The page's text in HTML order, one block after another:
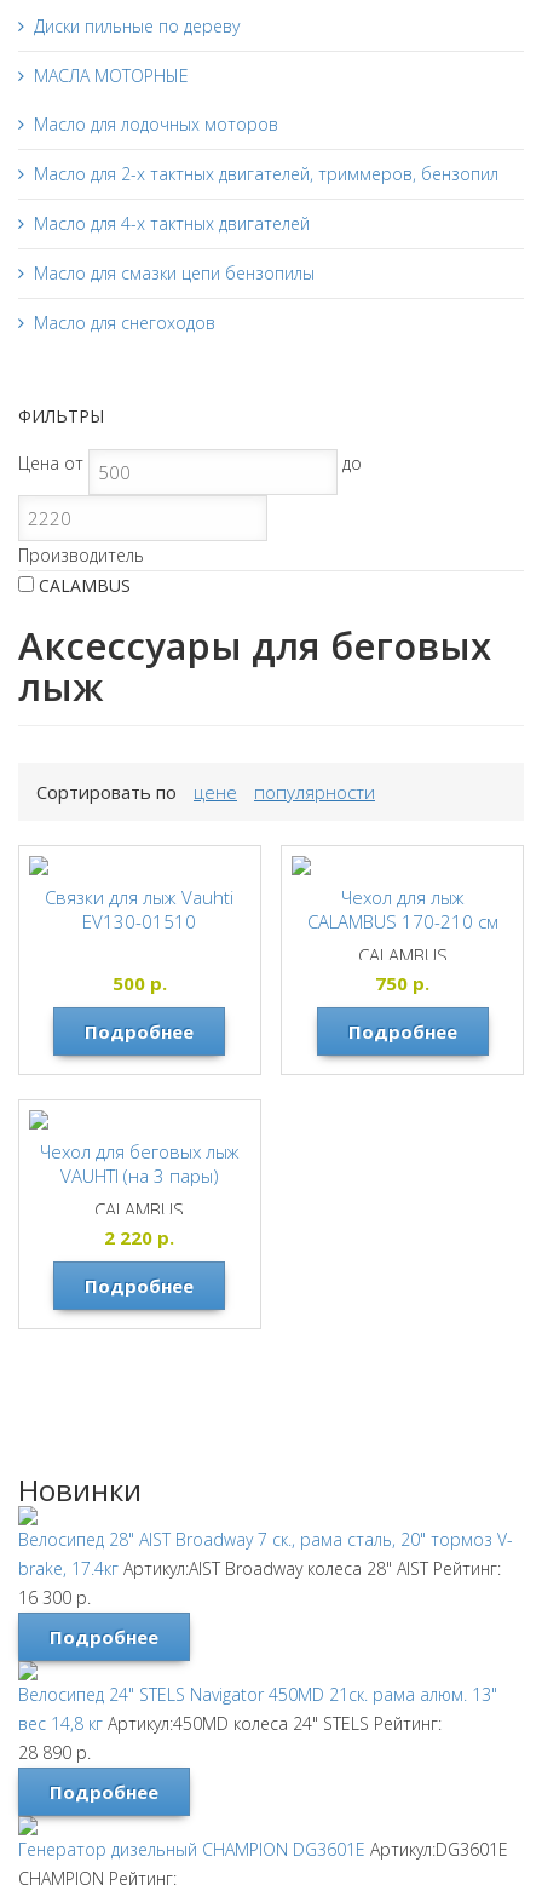
Диски пильные по дереву
МАСЛА МОТОРНЫЕ
Масло для лодочных моторов
Масло для 2-х тактных двигателей, триммеров, бензопил
Масло для 4-х тактных двигателей
Масло для смазки цепи бензопилы
Масло для снегоходов
ФИЛЬТРЫ
Цена от до
Производитель
CALAMBUS
Аксессуары для беговых
лыж
Сортировать по цене популярности
Связки для лыж Vauhti
EV130-01510
500р.
Подробнее
Чехол для лыж
CALAMBUS 170-210 см
CALAMBUS
750 р.
Подробнее
Чехол для беговых лыж
VAUHTI (на 3 пары)
CALAMBUS
2 220 р.
Подробнее
Новинки
Велосипед 28" AIST Broadway 7 ск., рама сталь, 20" тормоз V-
brake, 17.4кг Артикул:AIST Broadway колеса 28" AIST Рейтинг:
16 300 р.
Подробнее
Велосипед 24" STELS Navigator 450MD 21ск. рама алюм. 13"
вес 14,8 кг Артикул:450MD колеса 24" STELS Рейтинг:
28 890 р.
Подробнее
Генератор дизельный CHAMPION DG3601E Артикул:DG3601E
CHAMPION Рейтинг: